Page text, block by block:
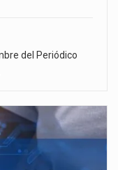
del Periódico